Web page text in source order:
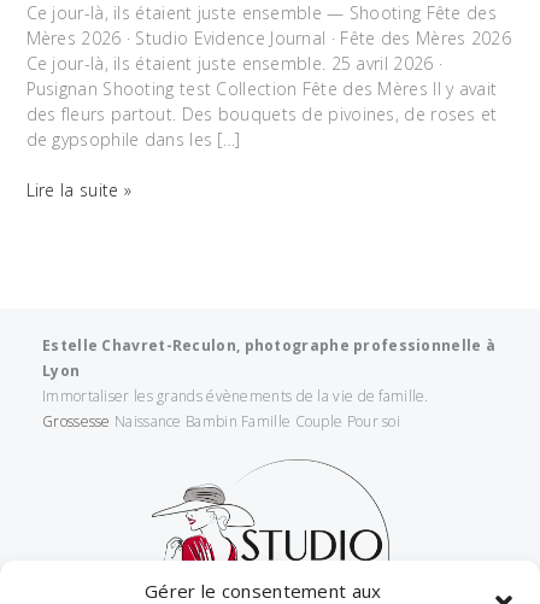
Gérer le consentement aux
Ce jour-là, ils étaient juste ensemble — Shooting Fête des
Mères 2026 · Studio Evidence Journal · Fête des Mères 2026
Ce jour-là, ils étaient juste ensemble. 25 avril 2026 ·
Pusignan Shooting test Collection Fête des Mères Il y avait
des fleurs partout. Des bouquets de pivoines, de roses et
de gypsophile dans les […]
Ce
ensemble
Shooting
Fête
Lire la suite »
Estelle Chavret-Reculon, photographe professionnelle à
Lyon
Immortaliser les grands évènements de la vie de famille.
Grossesse Naissance Bambin Famille Couple Pour soi